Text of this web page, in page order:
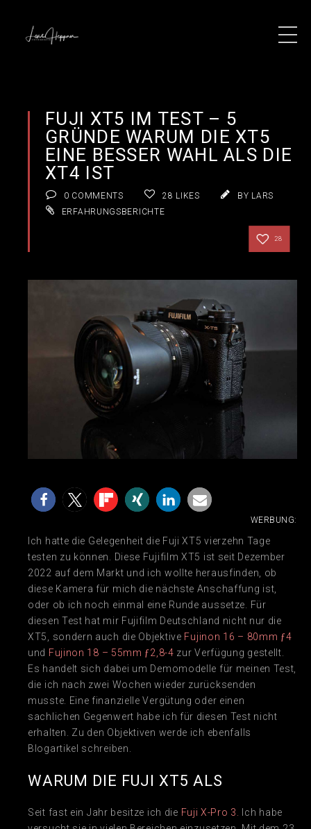
FUJI XT5 IM TEST – 5
GRÜNDE WARUM DIE XT5
EINE BESSER WAHL ALS DIE
XT4 IST
0 COMMENTS 28 LIKES
BY LARS
ERFAHRUNGSBERICHTE
28
WERBUNG:
Ich hatte die Gelegenheit die Fuji XT5 vierzehn Tage
testen zu können. Diese Fujifilm XT5 ist seit Dezember
2022 auf dem Markt und ich wollte herausfinden, ob
diese Kamera für mich die nächste Anschaffung ist,
oder ob ich noch einmal eine Runde aussetze. Für
diesen Test hat mir Fujifilm Deutschland nicht nur die
XT5, sondern auch die Objektive Fujinon 16 – 80mm ƒ4
und Fujinon 18 – 55mm ƒ2,8-4 zur Verfügung gestellt.
Es handelt sich dabei um Demomodelle für meinen Test,
die ich nach zwei Wochen wieder zurücksenden
musste. Eine finanzielle Vergütung oder einen
sachlichen Gegenwert habe ich für diesen Test nicht
erhalten. Zu den Objektiven werde ich ebenfalls
Blogartikel schreiben.
WARUM DIE FUJI XT5 ALS
Seit fast ein Jahr besitze ich die Fuji X-Pro 3.
Ich habe